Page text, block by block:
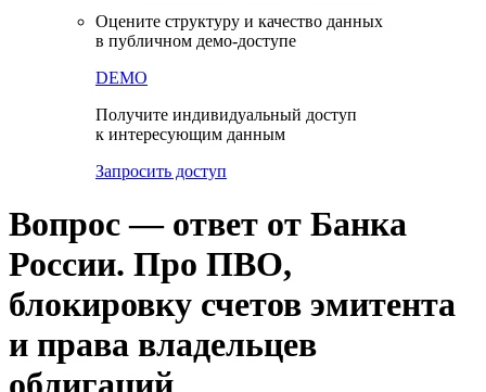
Оцените структуру и качество данных
в публичном демо-доступе
DEMO
Получите индивидуальный доступ
к интересующим данным
Запросить доступ
Вопрос — ответ от Банка
России. Про ПВО,
блокировку счетов эмитента
и права владельцев